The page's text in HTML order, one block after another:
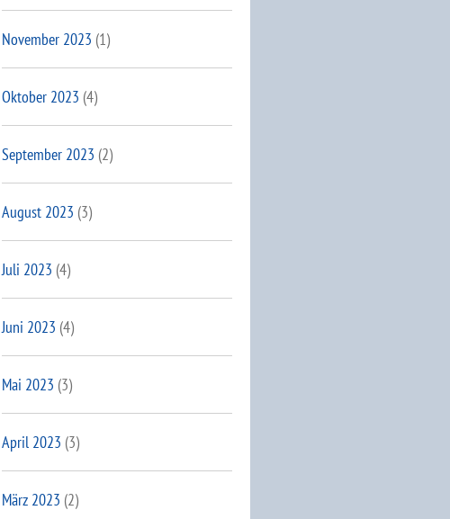
November 2023 (1)
Oktober 2023 (4)
September 2023 (2)
August 2023 (3)
Juli 2023 (4)
Juni 2023 (4)
Mai 2023 (3)
April 2023 (3)
März 2023 (2)